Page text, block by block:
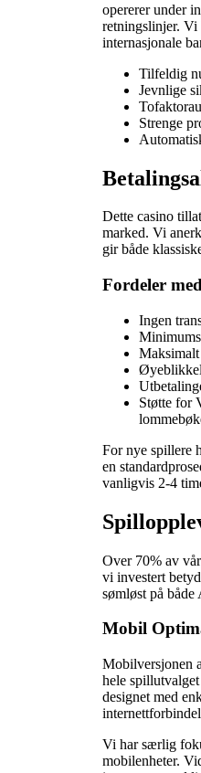
opererer under
retningslinjer.
internasjonale
Tilfeldig
Jevnlige
Strenge
Dette casino
marked. Vi
gir både
Fordeler
Ingen
Støtte for
For nye spillere
en
vanligvis 2-4
Over 70% av
vi investert
sømløst på
Mobil
Mobilversjonen
hele
designet med
Vi har særlig
mobilenheter.